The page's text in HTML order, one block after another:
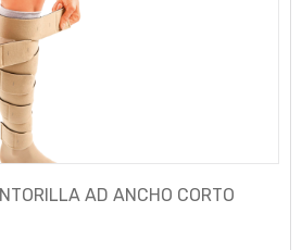
AD ANCHO CORTO